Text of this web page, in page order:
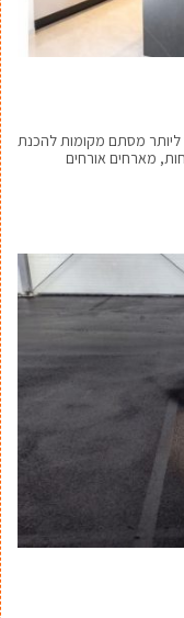
ליותר מסתם מקומות להכנת
מארחים אורחים